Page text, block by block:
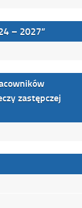
– 2027”
zastępczej